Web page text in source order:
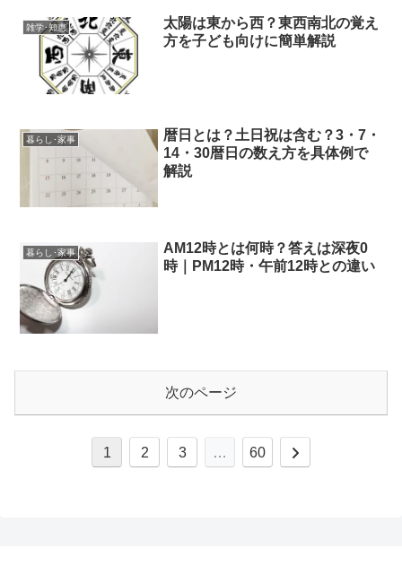
雑学･知恵
太陽は東から西？東西南北の覚え
方を子ども向けに簡単解説
暮らし･家事
暦日とは？土日祝は含む？3・7・
14・30暦日の数え方を具体例で
解説
暮らし･家事
AM12時とは何時？答えは深夜0
時｜PM12時・午前12時との違い
次のページ
1 2 3 … 60
次